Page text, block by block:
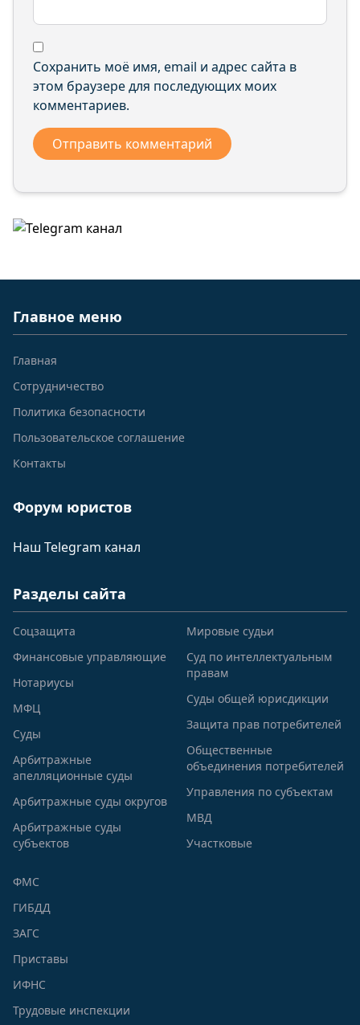
Сохранить моё имя, email и адрес сайта в
этом браузере для последующих моих
комментариев.
Главное меню
Главная
Сотрудничество
Политика безопасности
Пользовательское соглашение
Контакты
Форум юристов
Наш Telegram канал
Разделы сайта
Соцзащита
Финансовые управляющие
Нотариусы
МФЦ
Суды
Арбитражные
апелляционные суды
Арбитражные суды округов
Арбитражные суды
субъектов
Мировые судьи
Суд по интеллектуальным
правам
Суды общей юрисдикции
Защита прав потребителей
Общественные
объединения потребителей
Управления по субъектам
МВД
Участковые
ФМС
ГИБДД
ЗАГС
Приставы
ИФНС
Трудовые инспекции